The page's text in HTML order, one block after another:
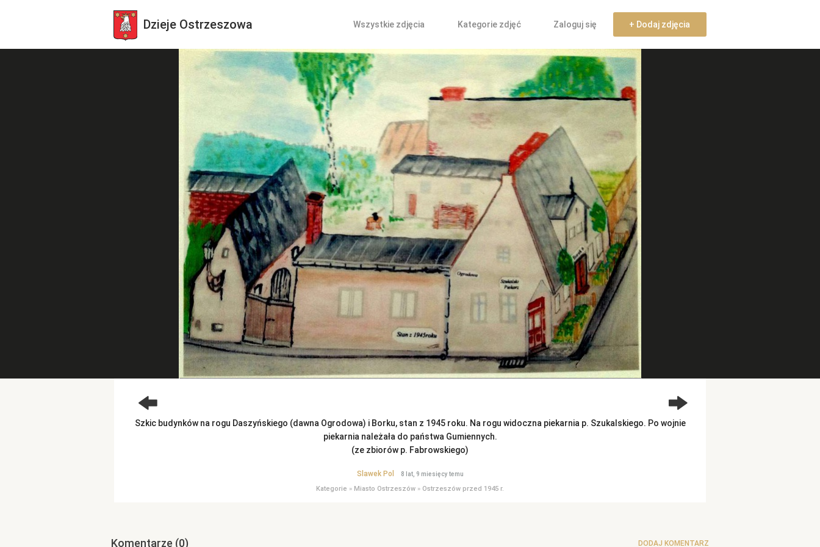
Dzieje Ostrzeszowa Wszystkie zdjęcia Kategorie zdjęć Zaloguj się + Dodaj zdjęcia
Szkic budynków na rogu Daszyńskiego (dawna Ogrodowa) i Borku, stan z 1945 roku. Na rogu widoczna piekarnia p. Szukalskiego. Po wojnie
piekarnia należała do państwa Gumiennych.
(ze zbiorów p. Fabrowskiego)
Slawek Pol 8 lat, 9 miesięcy temu
Kategorie » Miasto Ostrzeszów » Ostrzeszów przed 1945 r.
Komentarze (0) DODAJ KOMENTARZ